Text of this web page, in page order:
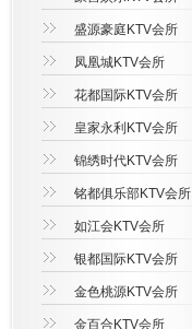
盛源豪庭KTV会所
凤凰城KTV会所
花都国际KTV会所
皇家永利KTV会所
锦绣时代KTV会所
铭都俱乐部KTV会所
如江会KTV会所
银都国际KTV会所
金色桃源KTV会所
金百合KTV会所